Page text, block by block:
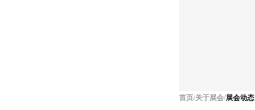
首页/关于展会/展会动态